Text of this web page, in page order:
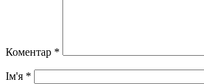
Коментар *
Ім'я *